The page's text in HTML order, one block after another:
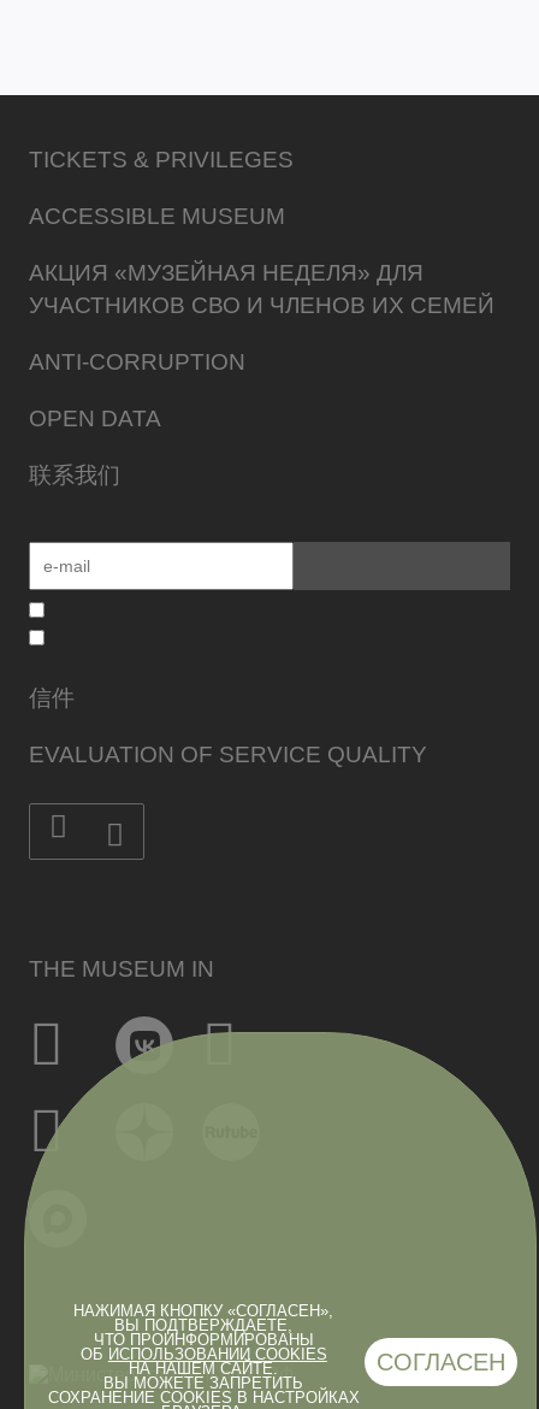
НАЖИМАЯ КНОПКУ «СОГЛАСЕН»,
ВЫ ПОДТВЕРЖДАЕТЕ,
ЧТО ПРОИНФОРМИРОВАНЫ
ОБ ИСПОЛЬЗОВАНИИ COOKIES
НА НАШЕМ САЙТЕ.
ВЫ МОЖЕТЕ ЗАПРЕТИТЬ
СОХРАНЕНИЕ COOKIES В НАСТРОЙКАХ
СОГЛАСЕН
TICKETS & PRIVILEGES
ACCESSIBLE MUSEUM
АКЦИЯ «МУЗЕЙНАЯ НЕДЕЛЯ» ДЛЯ
УЧАСТНИКОВ СВО И ЧЛЕНОВ ИХ СЕМЕЙ
ANTI-CORRUPTION
OPEN DATA
联系我们
THE MUSEUM IN
信件
EVALUATION OF SERVICE QUALITY